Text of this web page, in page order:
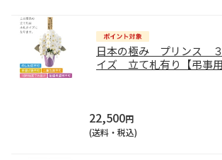
日本の極み プリンス
イズ 立て札有り【弔事用
22,500円
(送料・税込)